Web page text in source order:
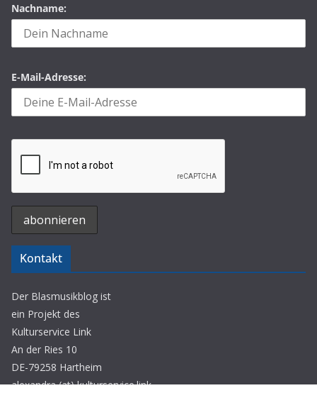
Nachname:
E-Mail-Adresse:
Kontakt
Der Blasmusikblog ist
ein Projekt des
Kulturservice Link
An der Ries 10
DE-79258 Hartheim
alexandra (at) kulturservice.link